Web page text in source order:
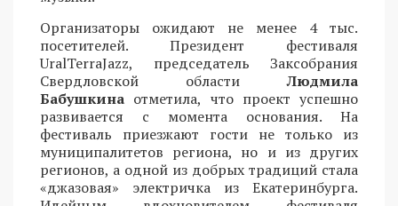
Организаторы ожидают не менее 4 тыс.
посетителей. Президент фестиваля
UralTerraJazz, председатель Заксобрания
Свердловской областиЛюдмила
Бабушкина отметила, что проект успешно
развивается с момента основания. На
фестиваль приезжают гости не только из
муниципалитетов региона, но и из других
регионов, а одной из добрых традиций стала
«джазовая» электричка из Екатеринбурга.